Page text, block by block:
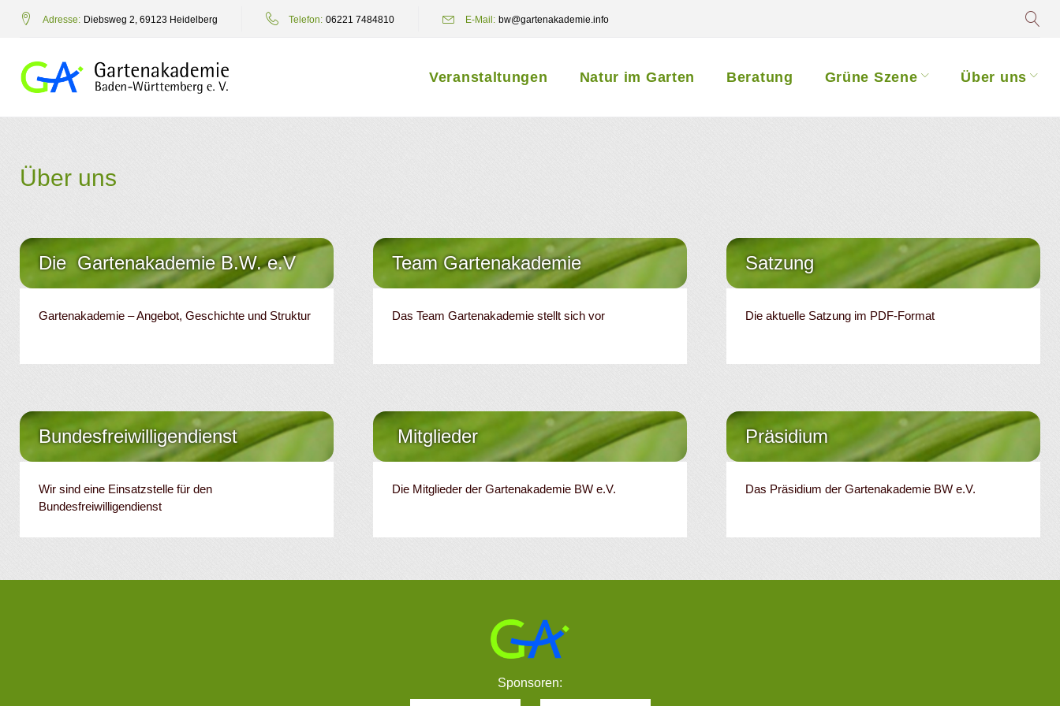
Inhalt
Adresse: Diebsweg 2, 69123 Heidelberg Telefon: 06221 7484810 E-Mail: bw@gartenakademie.info
Veranstaltungen Natur im Garten Beratung Grüne Szene Über uns
Über uns
Die Gartenakademie B.W. e.V
Gartenakademie – Angebot, Geschichte und Struktur
Team Gartenakademie
Das Team Gartenakademie stellt sich vor
Satzung
Die aktuelle Satzung im PDF-Format
Bundesfreiwilligendienst
Wir sind eine Einsatzstelle für den
Bundesfreiwilligendienst
Mitglieder
Die Mitglieder der Gartenakademie BW e.V.
Präsidium
Das Präsidium der Gartenakademie BW e.V.
Sponsoren: